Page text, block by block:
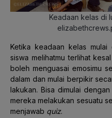
Keadaan kelas di
Ketika keadaan kelas
siswa melihatmu terlihat
boleh menguasai emosimu
dalam dan mulai berpikir
lakukan. Bisa dimulai
mereka melakukan sesuatu
menjawab quiz.